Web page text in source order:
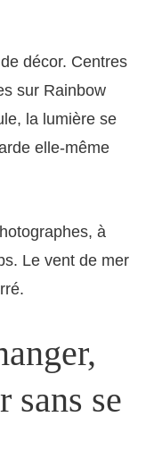
décor. Centres
sur Rainbow
la lumière se
elle-même
à
Le vent de mer
sans se